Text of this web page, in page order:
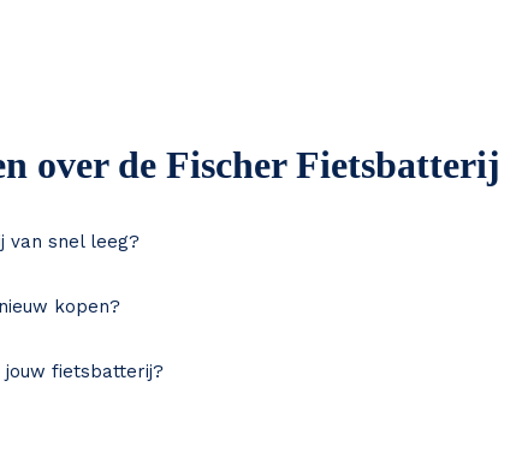
over de Fischer Fietsbatterij
van snel leeg?
kopen?
jouw fietsbatterij?